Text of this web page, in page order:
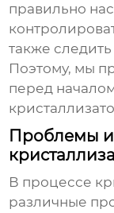
правильно
также
Поэтому, мы
перед
Проблемы
В процессе
различные